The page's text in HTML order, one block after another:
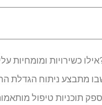
הגדלת חזה בטורקיה?
תוכניות טיפול